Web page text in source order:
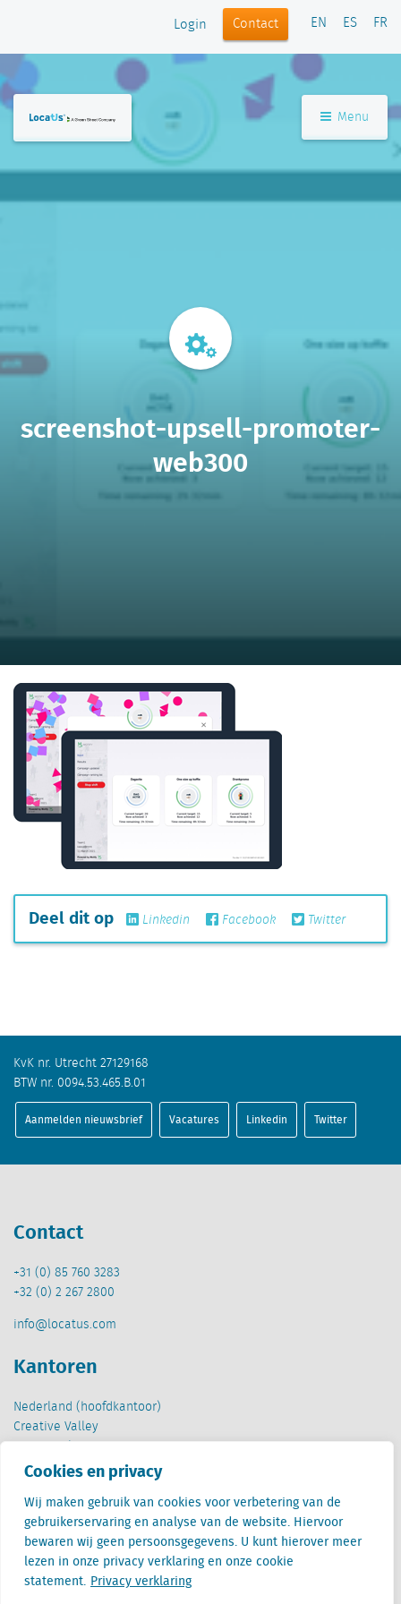
Cookies en privacy
Wij maken gebruik van cookies voor verbetering van de
gebruikerservaring en analyse van de website. Hiervoor
bewaren wij geen persoonsgegevens. U kunt hierover meer
lezen in onze privacy verklaring en onze cookie
statement. Privacy verklaring
Login Contact EN ES FR
Menu
screenshot-upsell-promoter-
web300
Deel dit op Linkedin Facebook Twitter
KvK nr. Utrecht 27129168
BTW nr. 0094.53.465.B.01
Aanmelden nieuwsbrief Vacatures Linkedin Twitter
Contact
+31 (0) 85 760 3283
+32 (0) 2 267 2800
info@locatus.com
Kantoren
Nederland (hoofdkantoor)
Creative Valley
Stationsplein 32
3511 ED Utrecht
België
Cantersteen 47
1000 Brussel